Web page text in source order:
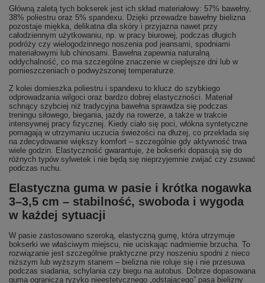
Główną zaletą tych bokserek jest ich skład materiałowy: 57% bawełny,
38% poliestru oraz 5% spandexu. Dzięki przewadze bawełny bielizna
pozostaje miękka, delikatna dla skóry i przyjazna nawet przy
całodziennym użytkowaniu, np. w pracy biurowej, podczas długich
podróży czy wielogodzinnego noszenia pod jeansami, spodniami
materiałowymi lub chinosami. Bawełna zapewnia naturalną
oddychalność, co ma szczególne znaczenie w cieplejsze dni lub w
pomieszczeniach o podwyższonej temperaturze.
Z kolei domieszka poliestru i spandexu to klucz do szybkiego
odprowadzania wilgoci oraz bardzo dobrej elastyczności. Materiał
schnący szybciej niż tradycyjna bawełna sprawdza się podczas
treningu siłowego, biegania, jazdy na rowerze, a także w trakcie
intensywnej pracy fizycznej. Kiedy ciało się poci, włókna syntetyczne
pomagają w utrzymaniu uczucia świeżości na dłużej, co przekłada się
na zdecydowanie większy komfort – szczególnie gdy aktywność trwa
wiele godzin. Elastyczność gwarantuje, że bokserki dopasują się do
różnych typów sylwetek i nie będą się nieprzyjemnie zwijać czy zsuwać
podczas ruchu.
Elastyczna guma w pasie i krótka nogawka
3–3,5 cm – stabilność, swoboda i wygoda
w każdej sytuacji
W pasie zastosowano szeroką, elastyczną gumę, która utrzymuje
bokserki we właściwym miejscu, nie uciskając nadmiernie brzucha. To
rozwiązanie jest szczególnie praktyczne przy noszeniu spodni z nieco
niższym lub wyższym stanem – bielizna nie roluje się i nie przesuwa
podczas siadania, schylania czy biegu na autobus. Dobrze dopasowana
guma ogranicza ryzyko nieestetycznego „odstającego” pasa bielizny